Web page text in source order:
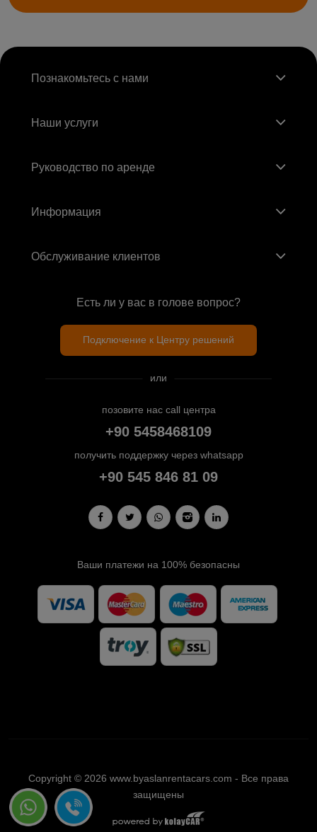
Познакомьтесь с нами
Наши услуги
Руководство по аренде
Информация
Обслуживание клиентов
Есть ли у вас в голове вопрос?
Подключение к Центру решений
или
позовите нас call центра
+90 5458468109
получить поддержку через whatsapp
+90 545 846 81 09
Ваши платежи на 100% безопасны
Copyright © 2026 www.byaslanrentacars.com - Все права
защищены